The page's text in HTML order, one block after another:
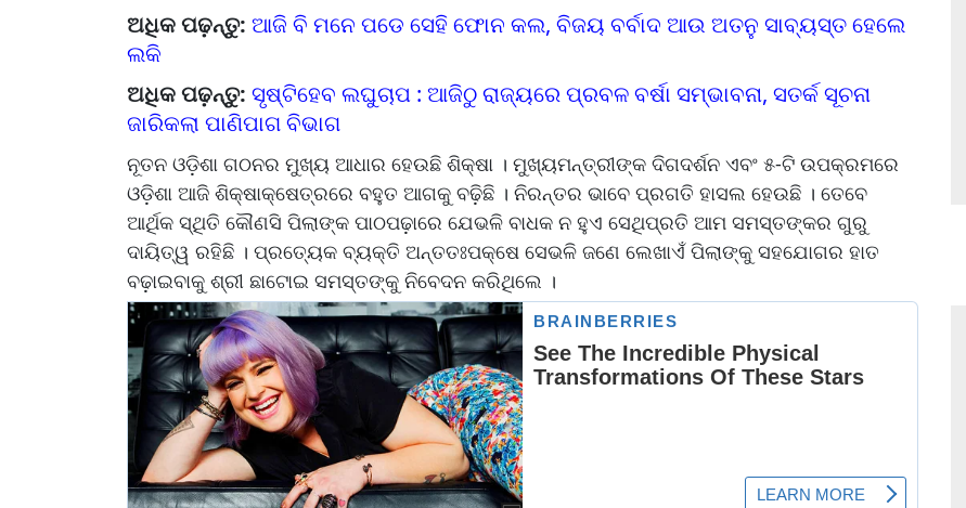
ଅଧିକ ପଢ଼ନ୍ତୁ: ଆଜି ବି ମନେ ପଡେ ସେହି ଫୋନ କଲ, ବିଜୟ ବର୍ବାଦ ଆଉ ଅତନୁ ସାବ୍ୟସ୍ତ ହେଲେ
ଲକି
ଅଧିକ ପଢ଼ନ୍ତୁ: ସୃଷ୍ଟିହେବ ଲଘୁଚାପ : ଆଜିଠୁ ରାଜ୍ୟରେ ପ୍ରବଳ ବର୍ଷା ସମ୍ଭାବନା, ସତର୍କ ସୂଚନା
ଜାରିକଲା ପାଣିପାଗ ବିଭାଗ
ନୂତନ ଓଡ଼ିଶା ଗଠନର ମୁଖ୍ୟ ଆଧାର ହେଉଛି ଶିକ୍ଷା । ମୁଖ୍ୟମନ୍ତ୍ରୀଙ୍କ ଦିଗଦର୍ଶନ ଏବଂ ୫-ଟି ଉପକ୍ରମରେ
ଓଡ଼ିଶା ଆଜି ଶିକ୍ଷାକ୍ଷେତ୍ରରେ ବହୁତ ଆଗକୁ ବଢ଼ିଛି । ନିରନ୍ତର ଭାବେ ପ୍ରଗତି ହାସଲ ହେଉଛି । ତେବେ
ଆର୍ଥିକ ସ୍ଥିତି କୌଣସି ପିଲାଙ୍କ ପାଠପଢ଼ାରେ ଯେଭଳି ବାଧକ ନ ହୁଏ ସେଥିପ୍ରତି ଆମ ସମସ୍ତଙ୍କର ଗୁରୁ
ଦାୟିତ୍ୱ ରହିଛି । ପ୍ରତ୍ୟେକ ବ୍ୟକ୍ତି ଅନ୍ତତଃପକ୍ଷେ ସେଭଳି ଜଣେ ଲେଖାଏଁ ପିଲାଙ୍କୁ ସହଯୋଗର ହାତ
ବଢ଼ାଇବାକୁ ଶ୍ରୀ ଛାଟୋଇ ସମସ୍ତଙ୍କୁ ନିବେଦନ କରିଥିଲେ ।